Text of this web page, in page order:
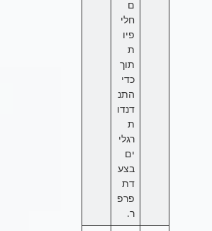
חלי
פיו
תוך
כדי
התנ
דנדו
רגלי
ים
בצע
דת
פרפ
ר.